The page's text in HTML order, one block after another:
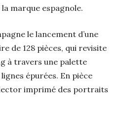
marque espagnole.
le lancement d’une
de 128 pièces, qui revisite
à travers une palette
épurées. En pièce
imprimé des portraits